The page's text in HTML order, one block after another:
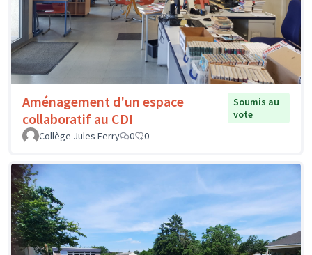
Aménagement d'un espace
collaboratif au CDI
Soumis au
vote
Collège Jules Ferry
0 0